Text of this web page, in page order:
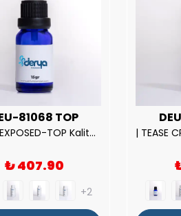
81068 TOP
| ROSE EXPOSED-TOP Kalite Unısex Parfüm Esansı.|
₺ 407.90
+2